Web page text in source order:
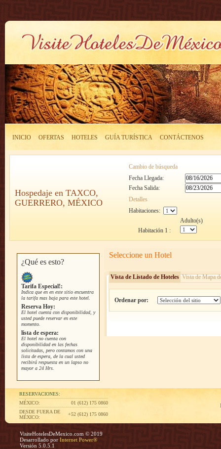
INICIO OFERTAS HOTELES GUÍA TURÍSTICA CONTÁCTENOS
Hospedaje en TAXCO,
GUERRERO, MÉXICO
Cambio de búsqueda
Fecha Llegada:
Fecha Salida:
Detalles
Habitaciones:
Adulto(s)
Habitación 1 :
¿Qué es esto?
Tarifa Especial!:
Indica que en en este sitio encuentra
la tarifa mas baja para este hotel.
Reserva Hoy:
El hotel cuenta con disponibilidad, y
usted puede reservar en este
momento.
lista de espera:
El hotel no cuenta con
disponibilidad en las fechas
solicitadas, pero contamos con una
lista de espera, de la cual usted
recibirá respuesta en un lapso no
mayor a 24 Hrs.
Seleccione un Hotel
Vista de Listado de Hoteles Vista de Mapa
Ordenar por:
RESERVACIONES:
MÉXICO:
01 (612) 175 0860
DESDE FUERA DE
MÉXICO:
+52 (612) 175 0860
VisiteHotelesDeMexico.com © 2019
Desarrollado por Internet Power®
Versión 5.0.5.1